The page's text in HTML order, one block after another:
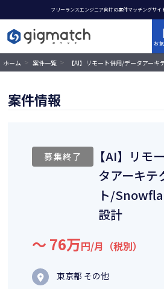
フリーランスエンジニア向けの案件マッチングサ
お
ホーム > 案件一覧 >
【AI】リモート併用/データアーキ
案件情報
募集終了
【AI】リモ
タアーキテ
ト/
設計
〜 76万円/月（税別）
東京都 その他